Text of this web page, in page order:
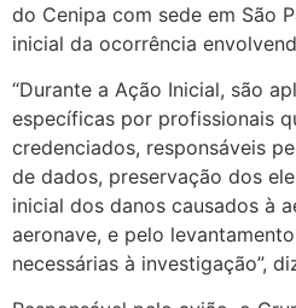
do Cenipa com sede em São
inicial da ocorrência
“Durante a Ação Inicial, são
específicas por profissionais
credenciados, responsáveis
de dados, preservação dos
inicial dos danos causados à
aeronave, e pelo
necessárias à investigação”,